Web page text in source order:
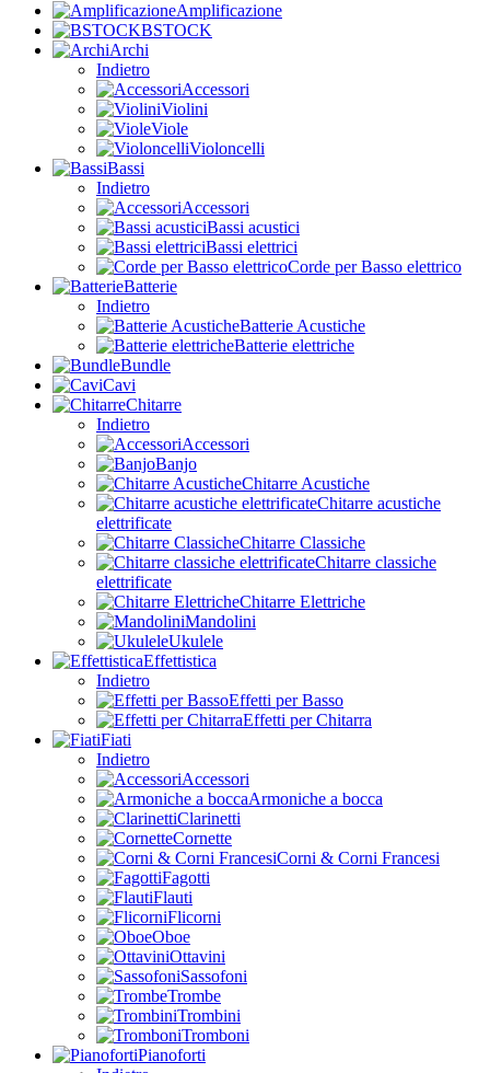
Amplificazione
BSTOCK
Archi
Indietro
Accessori
Violini
Viole
Violoncelli
Bassi
Indietro
Accessori
Bassi acustici
Bassi elettrici
Corde per Basso elettrico
Batterie
Indietro
Batterie Acustiche
Batterie elettriche
Bundle
Cavi
Chitarre
Indietro
Accessori
Banjo
Chitarre Acustiche
Chitarre acustiche
elettrificate
Chitarre Classiche
Chitarre classiche
elettrificate
Chitarre Elettriche
Mandolini
Ukulele
Effettistica
Indietro
Effetti per Basso
Effetti per Chitarra
Fiati
Indietro
Accessori
Armoniche a bocca
Clarinetti
Cornette
Corni & Corni Francesi
Fagotti
Flauti
Flicorni
Oboe
Ottavini
Sassofoni
Trombe
Trombini
Tromboni
Pianoforti